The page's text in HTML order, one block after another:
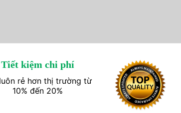
Tiết kiệm chi phí
rẻ hơn thị trường từ
10% đến 20%